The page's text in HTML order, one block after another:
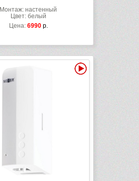
Монтаж: настенный
Цвет: белый
Цена: 6990р.